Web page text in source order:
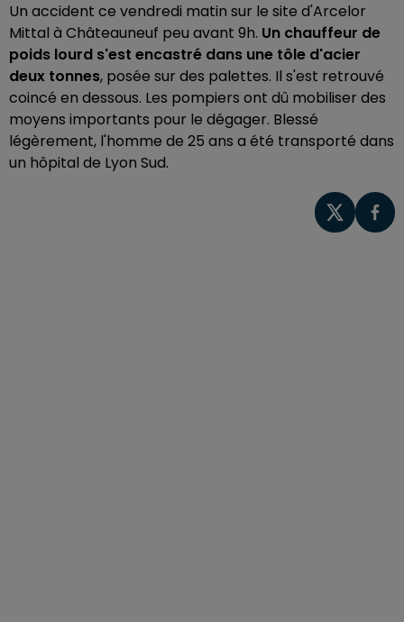
Un accident ce vendredi matin sur le site d'Arcelor
Mittal à Châteauneuf peu avant 9h. Un chauffeur de
poids lourd s'est encastré dans une tôle d'acier
deux tonnes, posée sur des palettes. Il s'est retrouvé
coincé en dessous. Les pompiers ont dû mobiliser des
moyens importants pour le dégager. Blessé
légèrement, l'homme de 25 ans a été transporté dans
un hôpital de Lyon Sud.